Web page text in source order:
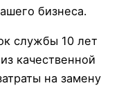
бизнеса.
службы 10 лет
качественной
на замену